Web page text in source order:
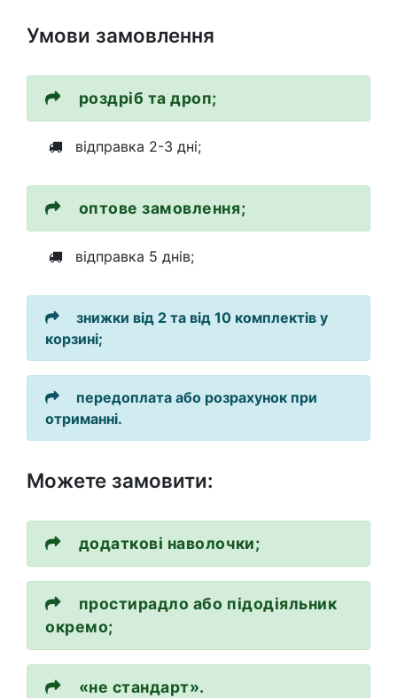
Умови замовлення
роздріб та дроп;
відправка 2-3 дні;
оптове замовлення;
відправка 5 днів;
знижки від 2 та від 10 комплектів у
корзині;
передоплата або розрахунок при
отриманні.
Можете замовити:
додаткові наволочки;
простирадло або підодіяльник
окремо;
«не стандарт».